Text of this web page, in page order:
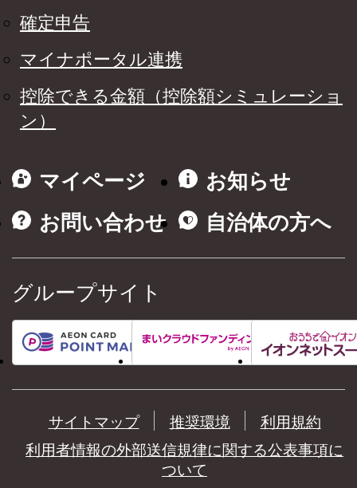
確定申告
マイナポータル連携
控除できる金額（控除額シミュレーショ
ン）
マイページ
お知らせ
お問い合わせ
自治体の方へ
グループサイト
サイトマップ 推奨環境
利用規約
利用者情報の外部送信規律に関する公表事項に
ついて